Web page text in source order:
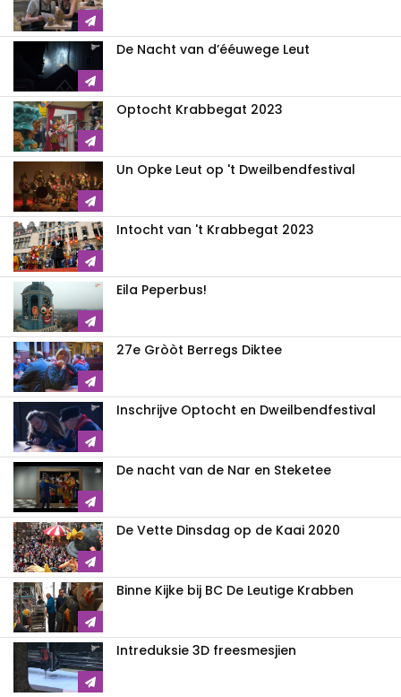
De Nacht van d’ééuwege Leut
Optocht Krabbegat 2023
Un Opke Leut op 't Dweilbendfestival
Intocht van 't Krabbegat 2023
Eila Peperbus!
27e Gròòt Berregs Diktee
Inschrijve Optocht en Dweilbendfestival
De nacht van de Nar en Steketee
De Vette Dinsdag op de Kaai 2020
Binne Kijke bij BC De Leutige Krabben
Intreduksie 3D freesmesjien